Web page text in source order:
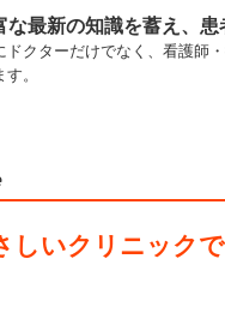
最新の知識を蓄え、患
ドクターだけでなく、看護師
。
しいクリニック